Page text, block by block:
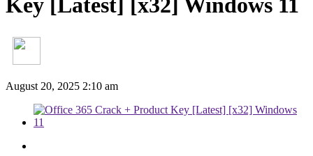
Key [Latest] [x32] Windows 11
August 20, 2025 2:10 am